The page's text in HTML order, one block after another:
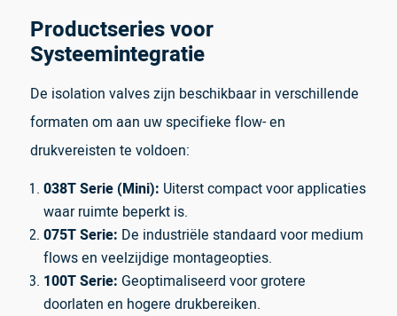
Productseries voor
Systeemintegratie
De isolation valves zijn beschikbaar in verschillende
formaten om aan uw specifieke flow- en
drukvereisten te voldoen:
038T Serie (Mini): Uiterst compact voor applicaties
waar ruimte beperkt is.
075T Serie: De industriële standaard voor medium
flows en veelzijdige montageopties.
100T Serie: Geoptimaliseerd voor grotere
doorlaten en hogere drukbereiken.